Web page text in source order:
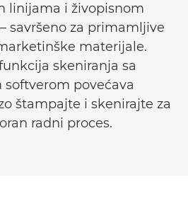
linijama i živopisnom
savršeno za primamljive
materijale.
skeniranja sa
povećava
štampajte i skenirajte za
radni proces.